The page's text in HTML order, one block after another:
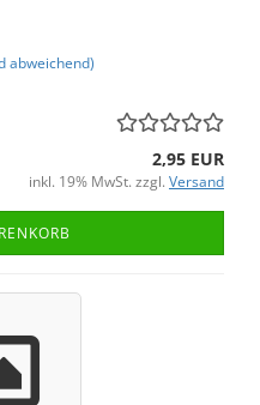
abweichend)
2,95 EUR
inkl. 19% MwSt. zzgl. Versand